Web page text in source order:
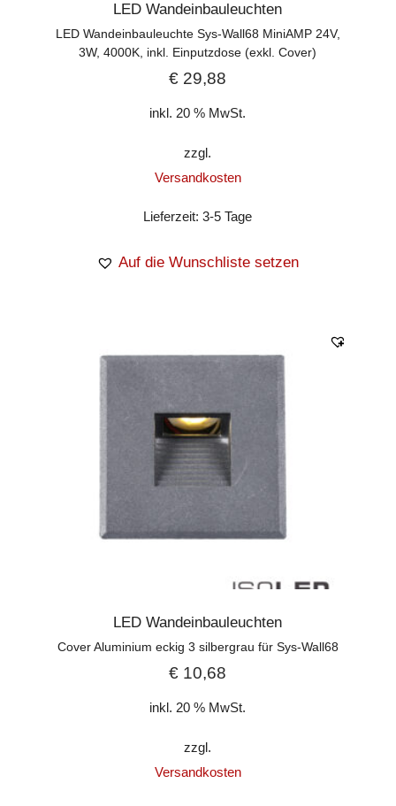
LED Wandeinbauleuchten
LED Wandeinbauleuchte Sys-Wall68 MiniAMP 24V,
3W, 4000K, inkl. Einputzdose (exkl. Cover)
€ 29,88
inkl. 20 % MwSt.
zzgl.
Versandkosten
Lieferzeit:3-5 Tage
Auf die Wunschliste setzen
LED Wandeinbauleuchten
Cover Aluminium eckig 3 silbergrau für Sys-Wall68
€ 10,68
inkl. 20 % MwSt.
zzgl.
Versandkosten